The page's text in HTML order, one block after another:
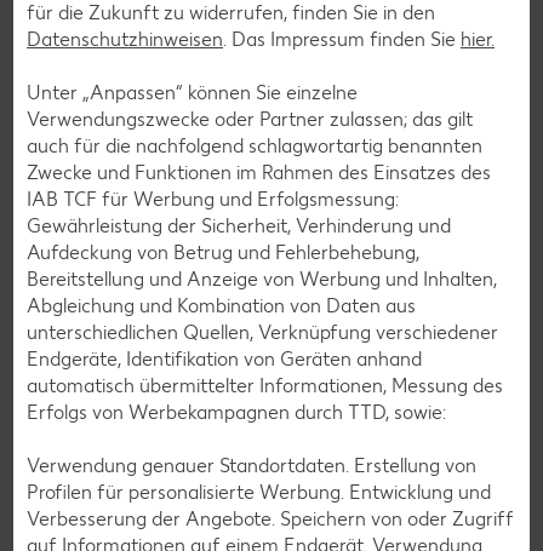
Glutenfreie Rezepte
Wer auf Gluten verzichtet, muss nicht automatisch auf
Vielfalt und Geschmack verzichten. Ob süß oder herzhaft –
mit unseren glutenfreien Rezepten zauberst du dir Gerichte,
die nicht nur verträglich, sondern auch richtig lecker sind.
Rezepte entdecken
für die Zukunft zu widerrufen, finden Sie in den
Datenschutzhinweisen. Das Impressum finden Sie hier.
Unter „Anpassen“ können Sie einzelne
Verwendungszwecke oder Partner zulassen; das gilt
auch für die nachfolgend schlagwortartig benannten
Zwecke und Funktionen im Rahmen des Einsatzes des
IAB TCF für Werbung und Erfolgsmessung:
Gewährleistung der Sicherheit, Verhinderung und
Aufdeckung von Betrug und Fehlerbehebung,
Bereitstellung und Anzeige von Werbung und Inhalten,
Abgleichung und Kombination von Daten aus
unterschiedlichen Quellen, Verknüpfung verschiedener
Endgeräte, Identifikation von Geräten anhand
automatisch übermittelter Informationen, Messung des
Erfolgs von Werbekampagnen durch TTD, sowie:
Verwendung genauer Standortdaten. Erstellung von
Profilen für personalisierte Werbung. Entwicklung und
Verbesserung der Angebote. Speichern von oder Zugriff
auf Informationen auf einem Endgerät. Verwendung